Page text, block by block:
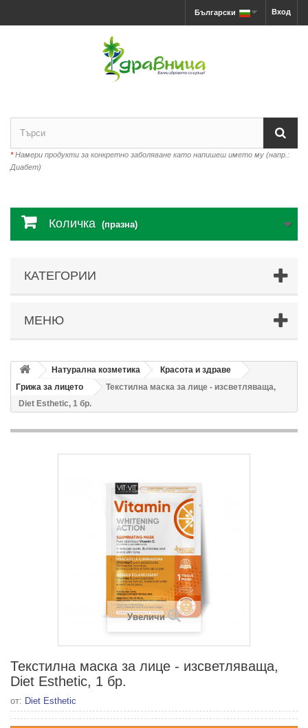
Вход
Български
*Намери продукти за конкретно заболяване като напишеш името му (напр.:
Диабет)
Количка (празна)
КАТЕГОРИИ
МЕНЮ
Натурална козметика
Красота и здраве
Грижа за лицето
Текстилна маска за лице - изсветляваща,
Diet Esthetic, 1 бр.
Увеличи
Текстилна маска за лице - изсветляваща,
Diet Esthetic, 1 бр.
от: Diet Esthetic